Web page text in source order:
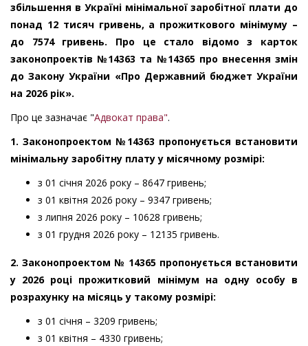
збільшення в Україні мінімальної заробітної плати до
понад 12 тисяч гривень, а прожиткового мінімуму –
до 7574 гривень. Про це стало відомо з карток
законопроектів №14363 та №14365 про внесення змін
до Закону України «Про Державний бюджет України
на 2026 рік».
Про це зазначає "Адвокат права".
1. Законопроектом №14363 пропонується встановити
мінімальну заробітну плату у місячному розмірі:
з 01 січня 2026 року – 8647 гривень;
з 01 квітня 2026 року – 9347 гривень;
з липня 2026 року – 10628 гривень;
з 01 грудня 2026 року – 12135 гривень.
2. Законопроектом № 14365 пропонується встановити
у 2026 році прожитковий мінімум на одну особу в
розрахунку на місяць у такому розмірі:
з 01 січня – 3209 гривень;
з 01 квітня – 4330 гривень;